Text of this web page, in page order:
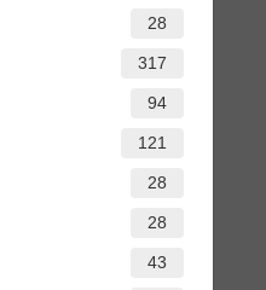
28
317
94
121
28
28
43